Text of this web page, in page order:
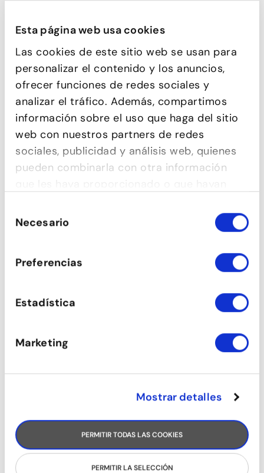
Esta página web usa cookies
Las cookies de este sitio web se usan para
personalizar el contenido y los anuncios,
ofrecer funciones de redes sociales y
analizar el tráfico. Además, compartimos
información sobre el uso que haga del sitio
web con nuestros partners de redes
sociales, publicidad y análisis web, quienes
pueden combinarla con otra información
de sus servicios.
deNecesario
Preferencias
Estadística
Marketing
Mostrar detalles
PERMITIR TODAS LAS COOKIES
PERMITIR LA SELECCIÓN
CURSOS 1R TRIMESTRE
14
2026
CLASSES GRATUÏTES
25
Oct
2026
BALLEM AL CARRER!
una antiga fàbrica rehabilitada
especialment per transformar-la en
instal·lacions creades per a la pràctica
secretaria, espais de descans,
vestidors... en total més de 700m2
‹
›